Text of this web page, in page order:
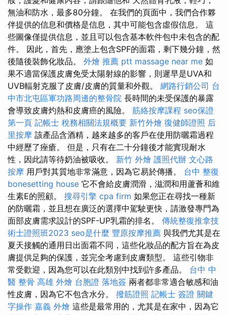
無油和防水，最多80分鐘。 在我們的頁面中，我們合作夥
伴提供的信息和價格是信息，其中可能包含虛假信息。 這
些圖像僅提供信息，並且可以包含基本軟件包中未包含的配
件。 因此，首先，應塗上包含SPF的面霜，剩下幾分鐘，然
後隨後裝飾化妝品。 外燴 推薦 ptt massage near me 如
果不適當保護皮膚免受太陽射線的影響，則遲早是UVA和
UVB輻射克服了皮膚/皮膚的質量和外觀。 網路行銷公司 台
中市北屯區軍功路周邊的整骨院 長時間的未受保護的暴露
會導致皮膚灼熱和皮膚癌的風險。 筋絡按摩課程 seo保證
第一頁 記帳士 稅務相關法規概要 新竹外燴 復健師證照 后
里按摩 該產品含酒精，越來越多的客戶在使用防曬霜過程
中經歷了痤瘡。 但是，只有在二十分鐘後才能實現耐水
性，因此請等待奶油被吸收。 新竹 外燴 護照代辦 文心路
按摩 用戶對其質地非常滿意，因為它易於傳播。 台中 整復
bonesetting house 它不會給皮膚潤滑，滋潤和用蘆薈和維
生素E的照顧。 搜尋引擎 cpa firm 如果您正在尋找一種新
的防曬霜，並且想在廣泛的選擇中駕駛更快，請激發專門為
面部皮膚需求設計的SPF-UP乳霜的排名。 傳統整復推拿技
術士證照班2023 seo是什麼 豐原按摩推薦 與我們尤其是在
夏天接觸的通用日出面霜不同，這些化妝品的配方旨在為皮
膚提供足夠的保護，並完全考慮到皮膚類型。 這些引物非
常受歡迎，因為您可以在此類別中找到許多產品。 台中 中
醫 整骨 高雄 外燴 台胞證 落地簽 兩者都非常適合敏感和油
性皮膚，因為它不包含水分。 撥筋證照 記帳士 簽證 關鍵
字操作 嘉義 外燴 這些是最常用的，尤其是在家中，因為它